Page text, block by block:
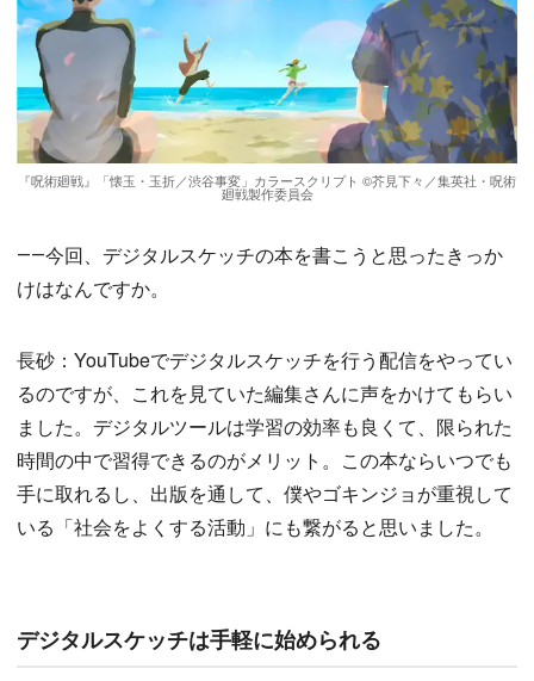
『呪術廻戦』「懐玉・玉折／渋谷事変」カラースクリプト ©芥見下々／集英社・呪術
廻戦製作委員会
――今回、デジタルスケッチの本を書こうと思ったきっか
けはなんですか。
長砂：YouTubeでデジタルスケッチを行う配信をやってい
るのですが、これを見ていた編集さんに声をかけてもらい
ました。デジタルツールは学習の効率も良くて、限られた
時間の中で習得できるのがメリット。この本ならいつでも
手に取れるし、出版を通して、僕やゴキンジョが重視して
いる「社会をよくする活動」にも繋がると思いました。
デジタルスケッチは手軽に始められる